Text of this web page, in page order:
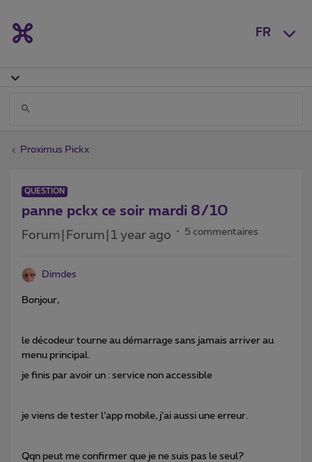
FR
Proximus Pickx
QUESTION
panne pckx ce soir mardi 8/10
Forum|Forum|1 year ago 5 commentaires
Dimdes
Bonjour,
le décodeur tourne au démarrage sans jamais arriver au
menu principal.
je finis par avoir un : service non accessible
je viens de tester l’app mobile, j’ai aussi une erreur.
Qqn peut me confirmer que je ne suis pas le seul?